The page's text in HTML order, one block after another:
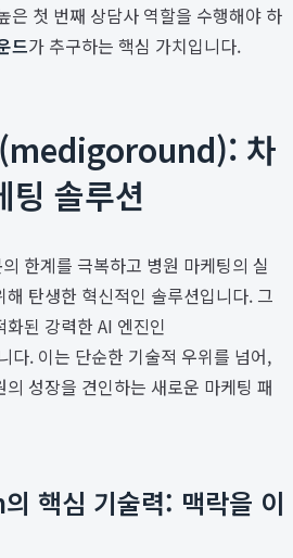
은 첫 번째 상담사 역할을 수행해야 하
드가 추구하는 핵심 가치입니다.
차
팅 솔루션
한계를 극복하고 병원 마케팅의 실
탄생한 혁신적인 솔루션입니다. 그
된 강력한 AI 엔진인
다. 이는 단순한 기술적 우위를 넘어,
성장을 견인하는 새로운 마케팅 패
핵심 기술력: 맥락을 이